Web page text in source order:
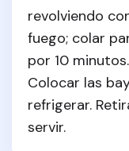
revolviendo
fuego; colar
por 10
Colocar las
refrigerar.
servir.